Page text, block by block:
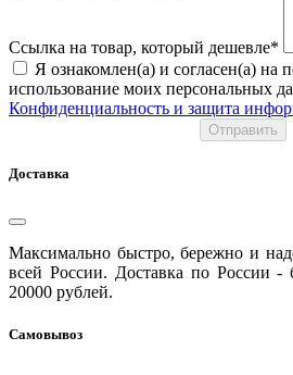
Ссылка на товар, который дешевле*
Я ознакомлен(а) и согласен(а) на
использование моих персональных
Конфиденциальность и защита
Отправить
Доставка
Максимально быстро, бережно и
всей России. Доставка по России -
20000 рублей.
Самовывоз